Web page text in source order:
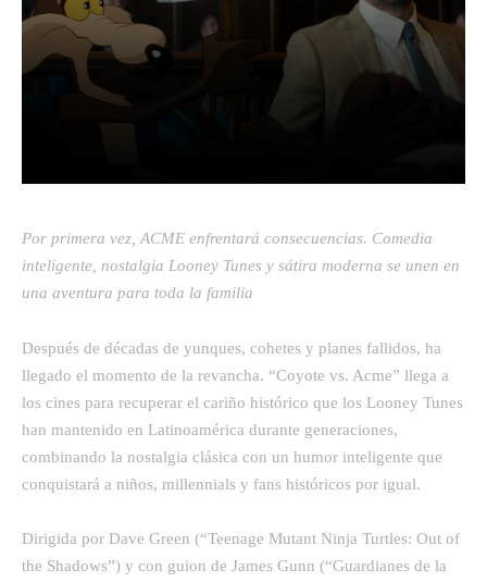
Por primera vez, ACME enfrentará consecuencias. Comedia
inteligente, nostalgia Looney Tunes y sátira moderna se unen en
una aventura para toda la familia
Después de décadas de yunques, cohetes y planes fallidos, ha
llegado el momento de la revancha. “Coyote vs. Acme” llega a
los cines para recuperar el cariño histórico que los Looney Tunes
han mantenido en Latinoamérica durante generaciones,
combinando la nostalgia clásica con un humor inteligente que
conquistará a niños, millennials y fans históricos por igual.
Dirigida por Dave Green (“Teenage Mutant Ninja Turtles: Out of
the Shadows”) y con guion de James Gunn (“Guardianes de la